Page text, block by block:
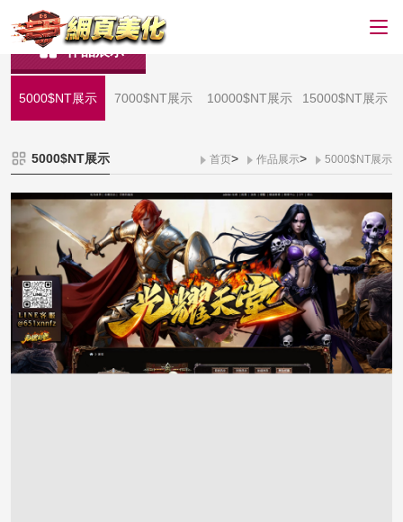
作品展示
5000$NT展示 7000$NT展示 10000$NT展示 15000$NT展示
5000$NT展示 首页> 作品展示> 5000$NT展示